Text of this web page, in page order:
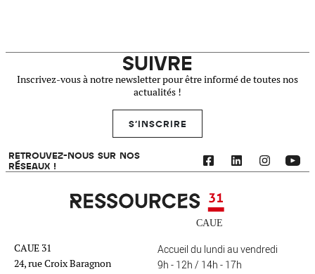
SUIVRE
Inscrivez-vous à notre newsletter pour être informé de toutes nos
actualités !
S'INSCRIRE
RETROUVEZ-NOUS SUR NOS
RÉSEAUX !
Ressources 31
CAUE 31
24, rue Croix Baragnon
Accueil du lundi au vendredi
9h - 12h / 14h - 17h